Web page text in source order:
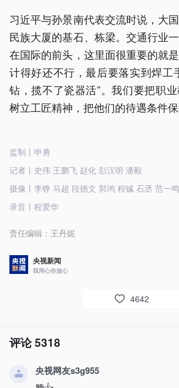
习近平与孙景南代表交流时说，大
民族大厦的基石、栋梁。交通行业
在国际的前头，这里面很重要的就
计得好还不行，最后要落实到焊工
钻，揽不了瓷器活”。我们要把职
树立工匠精神，把他们的待遇条件保
监制丨申勇
记者丨史伟 王鹏飞 赵化 彭汉明 潘毅
摄像丨李铮 马超 段德文 郭鸿 程铖 石丞 范一鸣
录音丨程爱华
责任编辑： 王丹妮
央视新闻
我用心你放心
4642
评论5318
央视网友s3g955